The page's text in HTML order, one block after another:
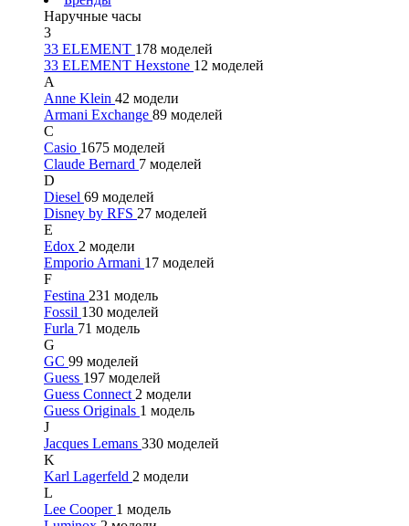
Наручные часы
3
33 ELEMENT 178 моделей
33 ELEMENT Hexstone 12 моделей
A
Anne Klein 42 модели
Armani Exchange 89 моделей
C
Casio 1675 моделей
Claude Bernard 7 моделей
D
Diesel 69 моделей
Disney by RFS 27 моделей
E
Edox 2 модели
Emporio Armani 17 моделей
F
Festina 231 модель
Fossil 130 моделей
Furla 71 модель
G
GC 99 моделей
Guess 197 моделей
Guess Connect 2 модели
Guess Originals 1 модель
J
Jacques Lemans 330 моделей
K
Karl Lagerfeld 2 модели
L
Lee Cooper 1 модель